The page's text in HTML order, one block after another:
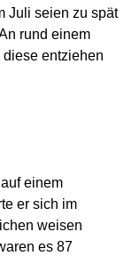
Juli seien zu spät
rund einem
entziehen
einem
er sich im
weisen
es 87